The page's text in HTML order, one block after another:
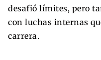
desafió límites, pero
con luchas internas
carrera.